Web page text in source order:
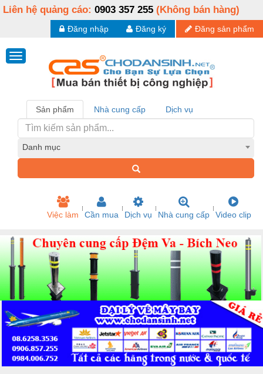
Liên hệ quảng cáo: 0903 357 255 (Không bán hàng)
Đăng sản phẩm
Đăng ký
Đăng nhập
Sản phẩm Nhà cung cấp Dịch vụ
Danh mục
Việc làm Cần mua Dịch vụ Nhà cung cấp Video clip